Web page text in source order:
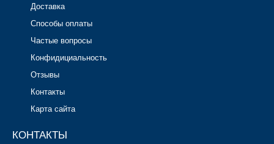
Доставка
Способы оплаты
Частые вопросы
Конфидициальность
Отзывы
Контакты
Карта сайта
КОНТАКТЫ